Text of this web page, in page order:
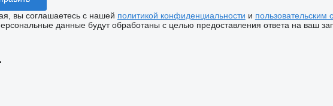
вы соглашаетесь с нашей политикой конфиденциальности и пользовательским
данные будут обработаны с целью предоставления ответа на ваш